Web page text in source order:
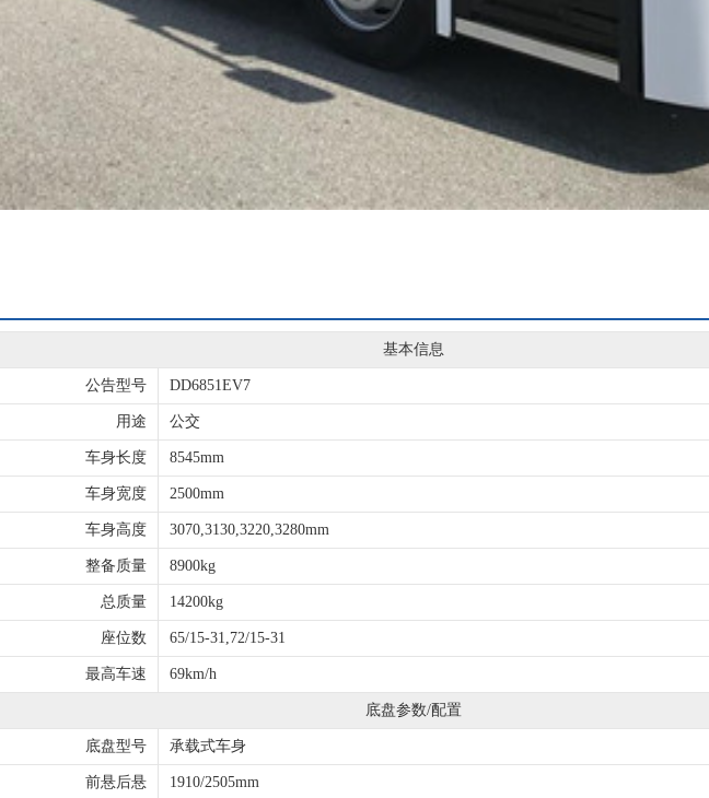
基本信息
公告型号 DD6851EV7
用途 公交
车身长度 8545mm
车身宽度 2500mm
车身高度 3070,3130,3220,3280mm
整备质量 8900kg
总质量 14200kg
座位数 65/15-31,72/15-31
最高车速 69km/h
底盘参数/配置
底盘型号 承载式车身
前悬后悬 1910/2505mm